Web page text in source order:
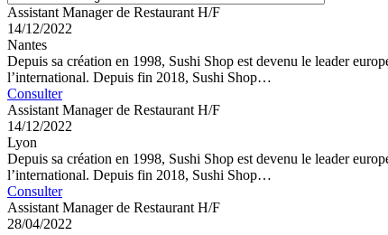
Assistant Manager de Restaurant H/F
14/12/2022
Nantes
Depuis sa création en 1998, Sushi Shop est devenu le leader
l’international. Depuis fin 2018, Sushi Shop…
Consulter
Assistant Manager de Restaurant H/F
14/12/2022
Lyon
Depuis sa création en 1998, Sushi Shop est devenu le leader
l’international. Depuis fin 2018, Sushi Shop…
Consulter
Assistant Manager de Restaurant H/F
28/04/2022